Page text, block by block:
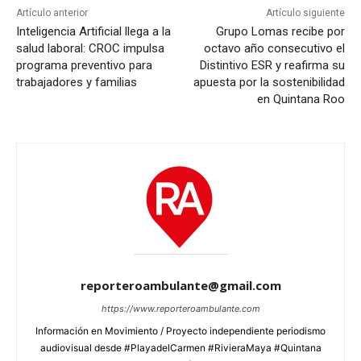
Artículo anterior
Inteligencia Artificial llega a la
salud laboral: CROC impulsa
programa preventivo para
trabajadores y familias
Artículo siguiente
Grupo Lomas recibe por
octavo año consecutivo el
Distintivo ESR y reafirma su
apuesta por la sostenibilidad
en Quintana Roo
reporteroambulante@gmail.com
https://www.reporteroambulante.com
Información en Movimiento / Proyecto independiente periodismo
audiovisual desde #PlayadelCarmen #RivieraMaya #Quintana